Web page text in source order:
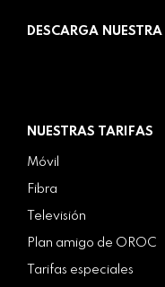
DESCARGA
NUESTRAS TARIFAS
Móvil
Fibra
Televisión
Plan amigo de OROC
Tarifas especiales